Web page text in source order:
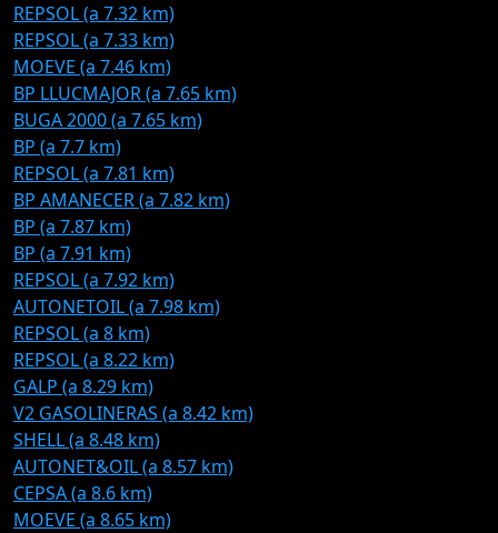
REPSOL (a 7.32 km)
REPSOL (a 7.33 km)
MOEVE (a 7.46 km)
BP LLUCMAJOR (a 7.65 km)
BUGA 2000 (a 7.65 km)
BP (a 7.7 km)
REPSOL (a 7.81 km)
BP AMANECER (a 7.82 km)
BP (a 7.87 km)
BP (a 7.91 km)
REPSOL (a 7.92 km)
AUTONETOIL (a 7.98 km)
REPSOL (a 8 km)
REPSOL (a 8.22 km)
GALP (a 8.29 km)
V2 GASOLINERAS (a 8.42 km)
SHELL (a 8.48 km)
AUTONET&OIL (a 8.57 km)
CEPSA (a 8.6 km)
MOEVE (a 8.65 km)